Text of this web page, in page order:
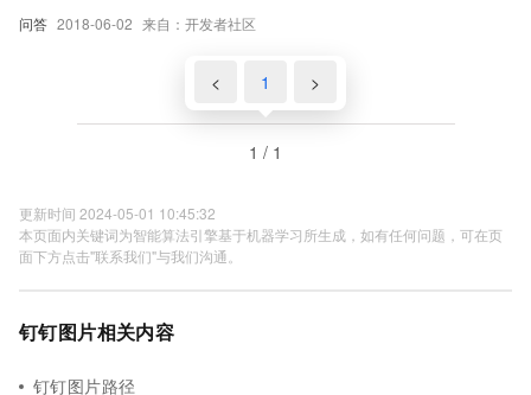
问答 2018-06-02 来自：开发者社区
< 1 >
1 / 1
更新时间 2024-05-01 10:45:32
本页面内关键词为智能算法引擎基于机器学习所生成，如有任何问题，可在页
面下方点击"联系我们"与我们沟通。
钉钉图片相关内容
钉钉图片路径